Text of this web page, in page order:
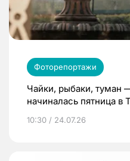
Фоторепортажи
Чайки, рыбаки, туман
начиналась пятница в
10:30 / 24.07.26